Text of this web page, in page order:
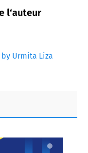
l‘auteur
Urmita Liza